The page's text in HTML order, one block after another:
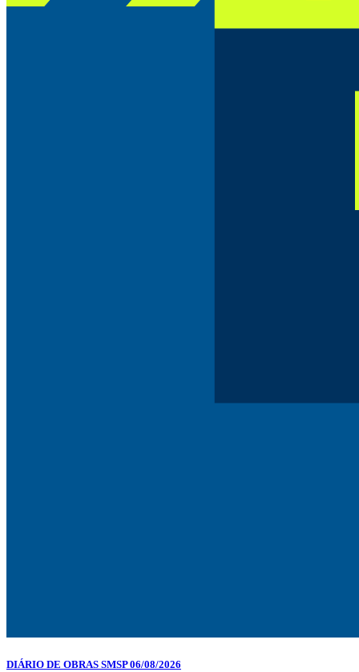
DIÁRIO DE OBRAS SMSP 06/08/2026